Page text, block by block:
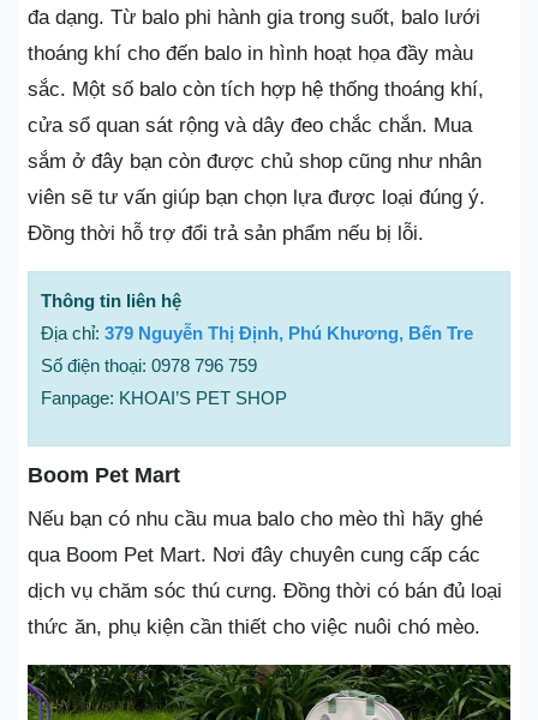
đa dạng. Từ balo phi hành gia trong suốt, balo lưới
thoáng khí cho đến balo in hình hoạt họa đầy màu
sắc. Một số balo còn tích hợp hệ thống thoáng khí,
cửa sổ quan sát rộng và dây đeo chắc chắn. Mua
sắm ở đây bạn còn được chủ shop cũng như nhân
viên sẽ tư vấn giúp bạn chọn lựa được loại đúng ý.
Đồng thời hỗ trợ đổi trả sản phẩm nếu bị lỗi.
Thông tin liên hệ
Địa chỉ: 379 Nguyễn Thị Định, Phú Khương, Bến Tre
Số điện thoại: 0978 796 759
Fanpage: KHOAI’S PET SHOP
Boom Pet Mart
Nếu bạn có nhu cầu mua balo cho mèo thì hãy ghé
qua Boom Pet Mart. Nơi đây chuyên cung cấp các
dịch vụ chăm sóc thú cưng. Đồng thời có bán đủ loại
thức ăn, phụ kiện cần thiết cho việc nuôi chó mèo.